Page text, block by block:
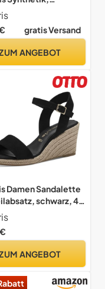
38 EU
gratis Versand
ANGEBOT
Damen Sandalette
schwarz, 40
ANGEBOT